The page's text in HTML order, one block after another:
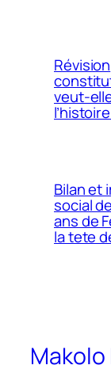
Révision
veut-
Bilan et
social
ans de
la tete